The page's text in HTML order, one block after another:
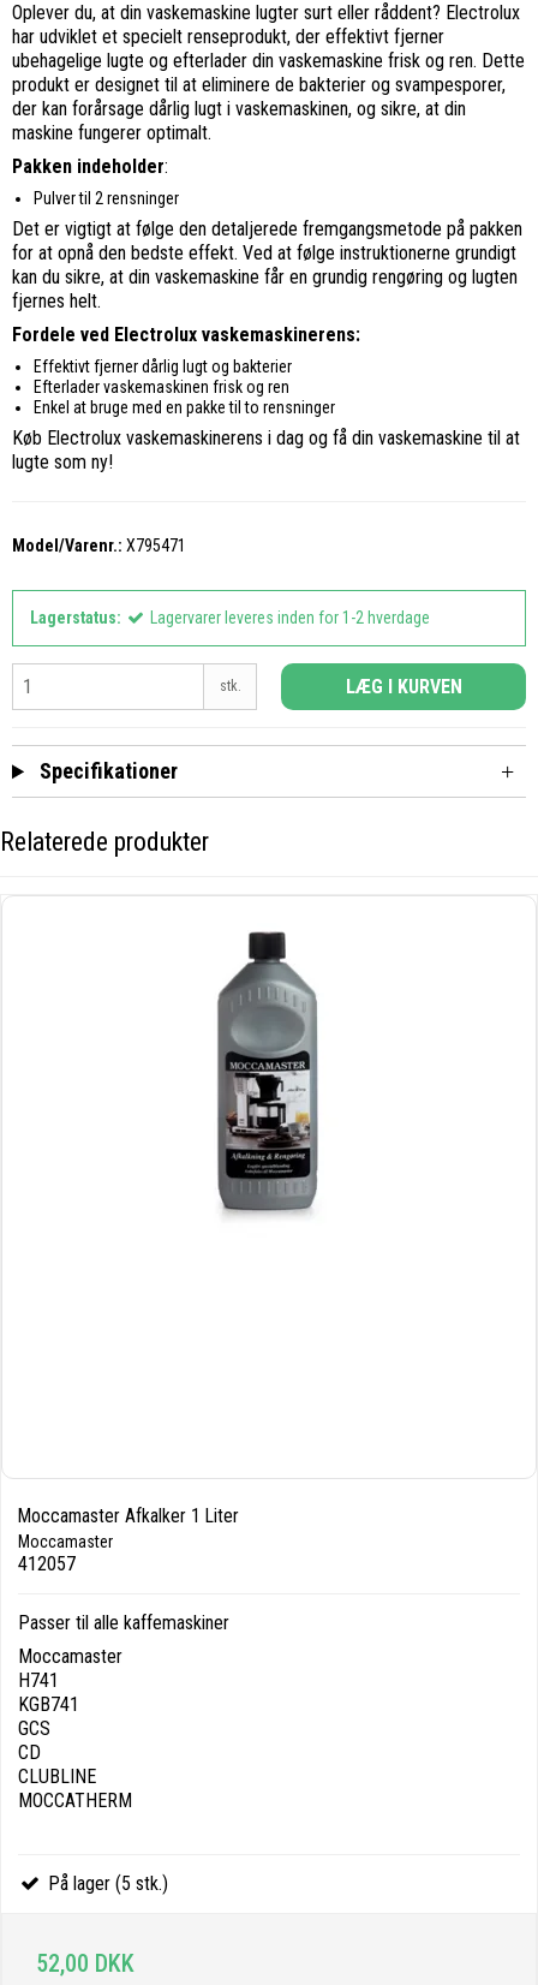
Oplever du, at din vaskemaskine lugter surt eller råddent? Electrolux
har udviklet et specielt renseprodukt, der effektivt fjerner
ubehagelige lugte og efterlader din vaskemaskine frisk og ren. Dette
produkt er designet til at eliminere de bakterier og svampesporer,
der kan forårsage dårlig lugt i vaskemaskinen, og sikre, at din
maskine fungerer optimalt.
Pakken indeholder:
Pulver til 2 rensninger
Det er vigtigt at følge den detaljerede fremgangsmetode på pakken
for at opnå den bedste effekt. Ved at følge instruktionerne grundigt
kan du sikre, at din vaskemaskine får en grundig rengøring og lugten
fjernes helt.
Fordele ved Electrolux vaskemaskinerens:
Effektivt fjerner dårlig lugt og bakterier
Efterlader vaskemaskinen frisk og ren
Enkel at bruge med en pakke til to rensninger
Køb Electrolux vaskemaskinerens i dag og få din vaskemaskine til at
lugte som ny!
Model/Varenr.: X795471
Lagerstatus: Lagervarer leveres inden for 1-2 hverdage
stk. LÆG I KURVEN
Specifikationer
Relaterede produkter
Moccamaster Afkalker 1 Liter
Moccamaster
412057
Passer til alle kaffemaskiner
Moccamaster
H741
KGB741
GCS
CD
CLUBLINE
MOCCATHERM
På lager (5 stk.)
52,00 DKK